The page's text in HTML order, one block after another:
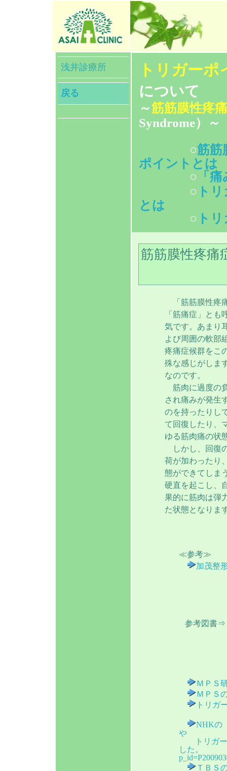
浅井診療所
戻る
トリガー
について
～筋筋膜性疼
Syndrome）～
○筋筋
ポイントとは
○ 「
○ ト
とは
○ ト
筋筋膜性疼痛
「筋筋膜性疼痛
「筋痛症」と
気です。あまり
よび周囲の軟部
疼痛症候群をこ
殊な感じがしま
なのです。
筋肉に過度の
され痛みが発生
のを持ったりし
て回復したり、
ゆる筋肉痛の状
しかし、回復
荷が加わったり
態ができてしま
硬直を起こし、
果的に筋肉は弾
た状態となりま
≪参考≫
加茂整
参考図書⇒
ＭＰＳ
ＭＰＳ
トリガ
NHKの
や
トリガー
した。
ＴＢＳ